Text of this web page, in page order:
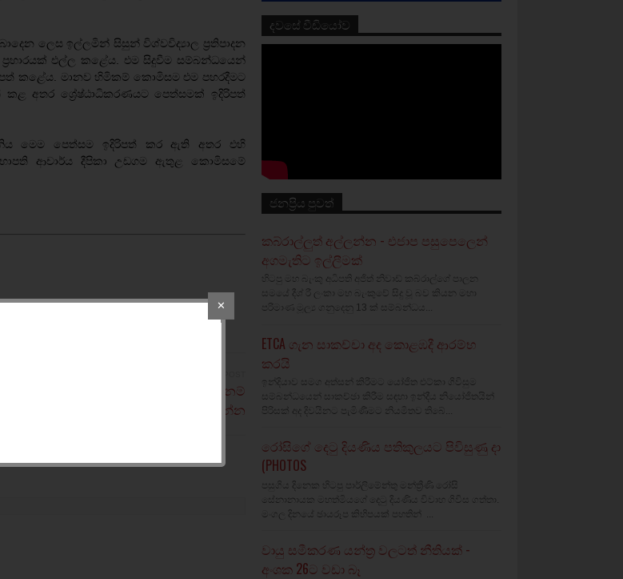
ලෙස ඉල්ලමින් සිසුන් විශ්වවිද්‍යාල ප්‍රතිපාදන
එල්ල කළේය. එම සිදුවීම සම්බන්ධයෙන්
කළේය. මානව හිමිකම් කොමිසම එම පහරදීමට
අතර ශ්‍රේෂ්ඨාධිකරණයට පෙත්සමක් ඉදිරිපත්
මෙම පෙත්සම ඉදිරිපත් කර ඇති අතර එහි
ආචාර්ය දීපිකා උඩගම ඇතුළ කොමිසමේ
කවුද මේ ජෝර්ජ් සොරෝස් - දන්නේ නැති නම්
මෙන්න
දවසේ වීඩියෝව
ජනප්‍රිය පුවත්
කබ්රාල්ලුත් අල්ලන්න - එජාප පසුපෙලෙන්
අගමැතිට ඉල්ලීමක්
හිටපු මහ බැංකු අධිපති අජිත් නිවාඩ් කබ්රාල්ගේ පාලන
සමයේ දීශ්‍ රී ලංකා මහ බැංකුවේ සිදු වූ බව කියන මහා
පරිමාණ මූල්‍ය ගනුදෙනු 13 ක් සම්බන්ධය...
ETCA ගැන සාකච්චා අද කොළඹදී ආරම්භ
කරයි
ඉන්දියාව සමග අත්සන් කිරීමට යෝජිත එට්කා ගිවිසුම
සම්බන්ධයෙන් සාකච්ඡා කිරීම සඳහා ඉන්දීය නියෝජිතයින්
පිරිසක් අද දිවයිනට පැමිණීමට නියමිතව තිබේ...
රෝසිගේ දෙටු දියණිය පතිකුලයට පිවිසුණු දා
(PHOTOS
පසුගිය දිනෙක හිටපු පාර්ලිමේන්තු මන්ත්‍රීණි රෝසි
සේනානායක මහත්මියගේ දෙටු දියණිය විවාහ ගිවිස ගත්තා.
මංගල දිනයේ ඡායරූප කිහිපයක් පහතින් ...
වායු සමීකරණ යන්ත්‍ර වලටත් නීතියක් -
අංශක 26ට වඩා බෑ
✕